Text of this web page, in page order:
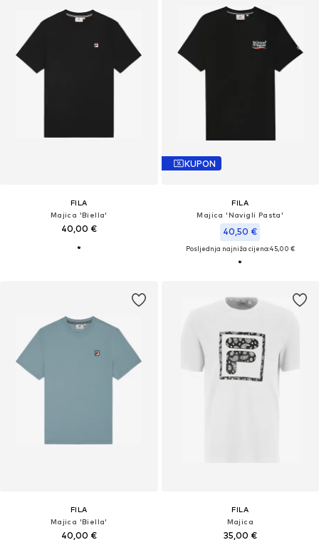
FILA
Majica 'Biella'
40,00 €
KUPON
FILA
Majica 'Navigli Pasta'
40,50 €
Posljednja najniža cijena:45,00 €
FILA
Majica 'Biella'
40,00 €
FILA
Majica
35,00 €